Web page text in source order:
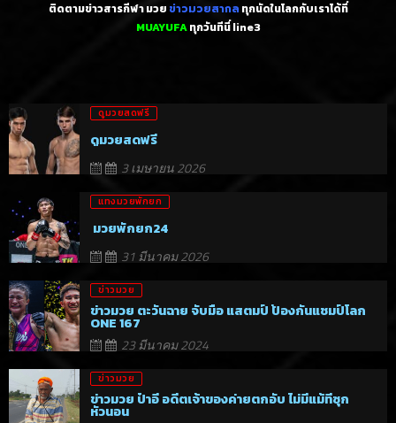
ติดตามข่าวสารกีฬา มวย ข่าวมวยสากล ทุกนัดในโลกกับเราได้ที่
MUAYUFAทุกวันทีนี่line3
ดูมวยสดฟรี
ดูมวยสดฟรี
3 เมษายน 2026
แทงมวยพักยก
มวยพักยก24
31 มีนาคม 2026
ข่าวมวย
ข่าวมวย ตะวันฉาย จับมือ แสตมป์ ป้องกันแชมป์โลก
ONE 167
23 มีนาคม 2024
ข่าวมวย
ข่าวมวย ป๋าอี อดีตเจ้าของค่ายตกอับ ไม่มีแม้ที่ซุก
หัวนอน